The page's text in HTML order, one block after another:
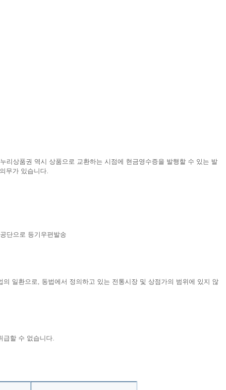
상품권 역시 상품으로 교환하는 시점에 현금영수증을 발행할 수 있는 발
무가 있습니다.
단으로 등기우편발송
일환으로, 동법에서 정의하고 있는 전통시장 및 상점가의 범위에 있지 않
할 수 없습니다.